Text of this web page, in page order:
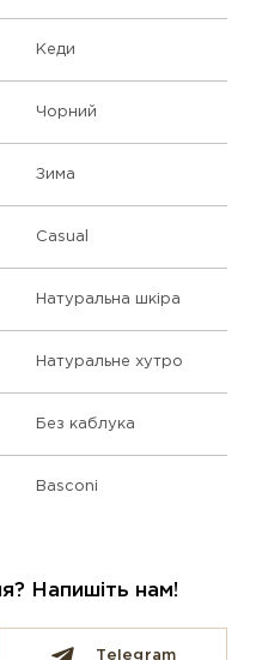
Кеди
Чорний
Зима
Casual
Натуральна шкіра
Натуральне хутро
Без каблука
Basconi
Напишіть нам!
Telegram